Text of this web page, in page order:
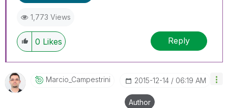
1,773 Views
0 Likes Reply
Marcio_CampestrIni ‎2015-12-14 06:19 AM
Author